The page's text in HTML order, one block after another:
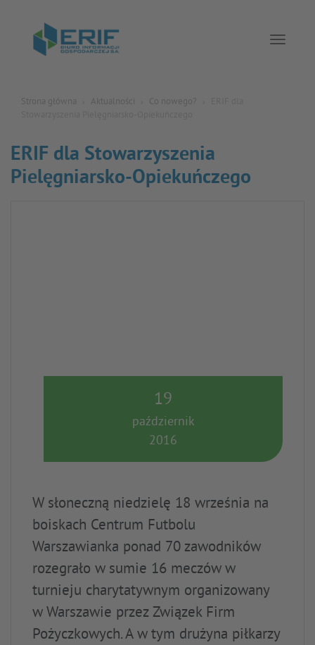
Strona główna Aktualności Co nowego?
ERIF dla Stowarzyszenia
Pielęgniarsko-Opiekuńczego
19
październik
2016
W słoneczną niedzielę 18 września na
boiskach Centrum Futbolu
Warszawianka ponad 70 zawodników
rozegrało w sumie 16 meczów w
turnieju charytatywnym organizowany
w Warszawie przez Związek Firm
Pożyczkowych. A w tym drużyna piłkarzy